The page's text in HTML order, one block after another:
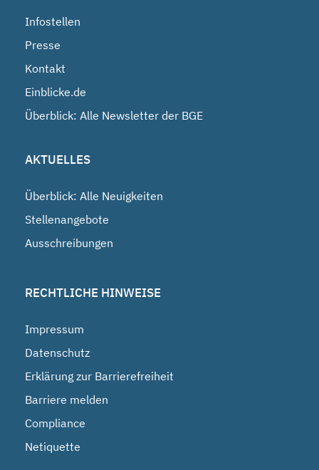
Infostellen
Presse
Kontakt
Einblicke.de
Überblick: Alle Newsletter der BGE
AKTUELLES
Überblick: Alle Neuigkeiten
Stellenangebote
Ausschreibungen
RECHTLICHE HINWEISE
Impressum
Datenschutz
Erklärung zur Barrierefreiheit
Barriere melden
Compliance
Netiquette